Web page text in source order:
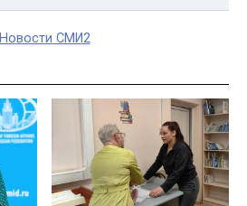
Новости СМИ2